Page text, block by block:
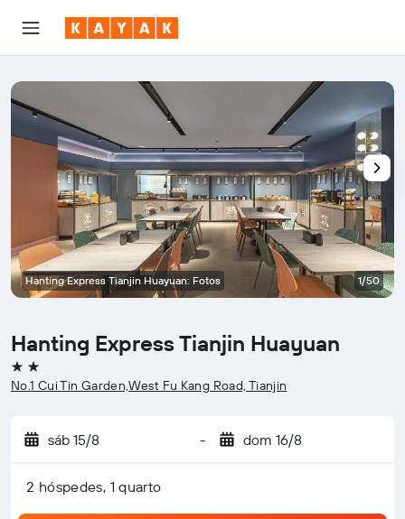
Hanting Express Tianjin Huayuan
2 estrelas
No.1 Cui Tin Garden,West Fu Kang Road, Tianjin
sáb 15/8 - dom 16/8
2 hóspedes, 1 quarto
Hanting Express Tianjin Huayuan: Fotos 1/50